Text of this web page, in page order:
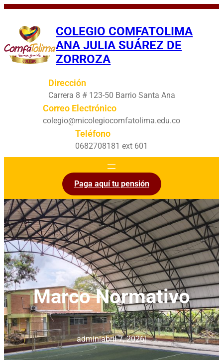
Saltar
contenido
COLEGIO COMFATOLIMA
ANA JULIA SUÁREZ DE
ZORROZA
Dirección
Carrera 8 # 123-50 Barrio Santa Ana
Correo Electrónico
colegio@micolegiocomfatolima.edu.co
Teléfono
0682708181 ext 601
Paga aquí tu pensión
Marco Normativo
admin|abril 7, 2026|